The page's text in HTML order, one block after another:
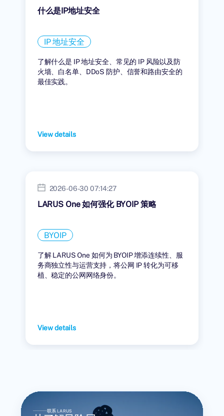
什么是IP地址安全
IP 地址安全
了解什么是 IP 地址安全、常见的 IP 风险以及防
火墙、白名单、DDoS 防护、信誉和路由安全的
最佳实践。
View details
2026-06-30 07:14:27
LARUS One 如何强化 BYOIP 策略
BYOIP
了解 LARUS One 如何为 BYOIP 增添连续性、服
务商独立性与运营支持，将公网 IP 转化为可移
植、稳定的公网网络身份。
View details
联系 LARUS